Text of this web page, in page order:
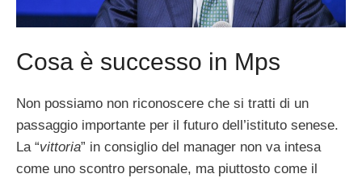
Cosa è successo in Mps
Non possiamo non riconoscere che si tratti di un
passaggio importante per il futuro dell’istituto senese.
La “vittoria” in consiglio del manager non va intesa
come uno scontro personale, ma piuttosto come il